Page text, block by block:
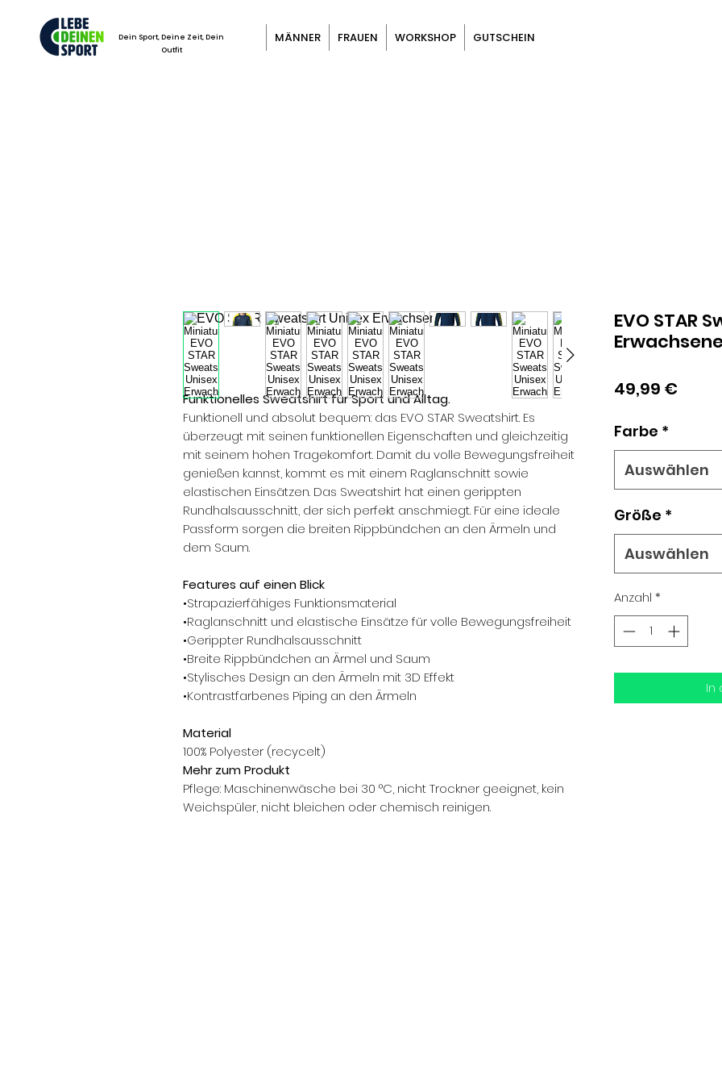
Dein Sport, Deine Zeit, Dein
Outfit
MÄNNER FRAUEN WORKSHOP GUTSCHEIN
Funktionelles Sweatshirt für Sport und Alltag.
Funktionell und absolut bequem: das EVO STAR Sweatshirt. Es
überzeugt mit seinen funktionellen Eigenschaften und gleichzeitig
mit seinem hohen Tragekomfort. Damit du volle Bewegungsfreiheit
genießen kannst, kommt es mit einem Raglanschnitt sowie
elastischen Einsätzen. Das Sweatshirt hat einen gerippten
Rundhalsausschnitt, der sich perfekt anschmiegt. Für eine ideale
Passform sorgen die breiten Rippbündchen an den Ärmeln und
dem Saum.
Features auf einen Blick
•Strapazierfähiges Funktionsmaterial
•Raglanschnitt und elastische Einsätze für volle Bewegungsfreiheit
•Gerippter Rundhalsausschnitt
•Breite Rippbündchen an Ärmel und Saum
•Stylisches Design an den Ärmeln mit 3D Effekt
•Kontrastfarbenes Piping an den Ärmeln
Material
100% Polyester (recycelt)
Mehr zum Produkt
Pflege: Maschinenwäsche bei 30 °C, nicht Trockner geeignet, kein
Weichspüler, nicht bleichen oder chemisch reinigen.
EVO STAR
49,99 €Preis
Farbe *
Auswählen
Größe *
Auswählen
Anzahl *
In